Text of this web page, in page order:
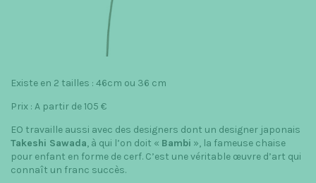
Existe en 2 tailles : 46cm ou 36 cm
Prix : A partir de 105 €
EO travaille aussi avec des designers dont un designer japonais
Takeshi Sawada, à qui l’on doit « Bambi », la fameuse chaise
pour enfant en forme de cerf. C’est une véritable œuvre d’art qui
connaît un franc succès.